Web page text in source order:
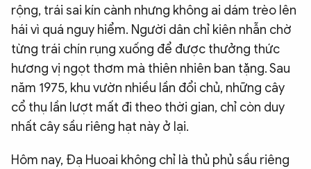
rộng, trái sai kín cành nhưng không ai dám trèo lên
hái vì quá nguy hiểm. Người dân chỉ kiên nhẫn chờ
từng trái chín rụng xuống để được thưởng thức
hương vị ngọt thơm mà thiên nhiên ban tặng. Sau
năm 1975, khu vườn nhiều lần đổi chủ, những cây
cổ thụ lần lượt mất đi theo thời gian, chỉ còn duy
nhất cây sầu riêng hạt này ở lại.
Hôm nay, Đạ Huoai không chỉ là thủ phủ sầu riêng